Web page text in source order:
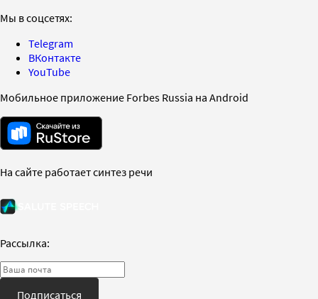
Мы в соцсетях:
Telegram
ВКонтакте
YouTube
Мобильное приложение Forbes Russia на Android
На сайте работает синтез речи
Рассылка:
Подписаться